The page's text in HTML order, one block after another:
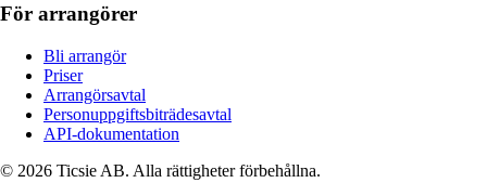
För arrangörer
Bli arrangör
Priser
Arrangörsavtal
Personuppgiftsbiträdesavtal
API-dokumentation
© 2026 Ticsie AB. Alla rättigheter förbehållna.